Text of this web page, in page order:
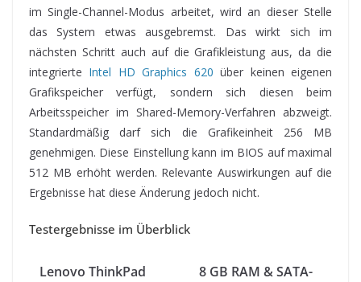
im Single-Channel-Modus arbeitet, wird an dieser Stelle
das System etwas ausgebremst. Das wirkt sich im
nächsten Schritt auch auf die Grafikleistung aus, da die
integrierte Intel HD Graphics 620 über keinen eigenen
Grafikspeicher verfügt, sondern sich diesen beim
Arbeitsspeicher im Shared-Memory-Verfahren abzweigt.
Standardmäßig darf sich die Grafikeinheit 256 MB
genehmigen. Diese Einstellung kann im BIOS auf maximal
512 MB erhöht werden. Relevante Auswirkungen auf die
Ergebnisse hat diese Änderung jedoch nicht.
Testergebnisse im Überblick
Lenovo ThinkPad
8 GB RAM & SATA-